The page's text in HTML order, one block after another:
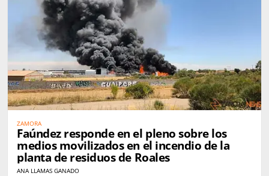
ZAMORA
Faúndez responde en el pleno sobre los
medios movilizados en el incendio de la
planta de residuos de Roales
ANA LLAMAS GANADO